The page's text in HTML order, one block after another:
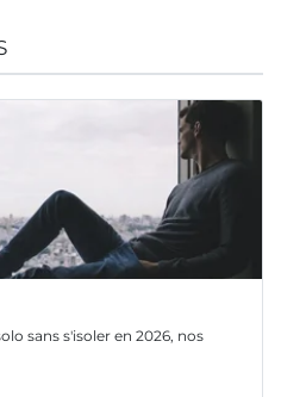
sans s'isoler en 2026, nos